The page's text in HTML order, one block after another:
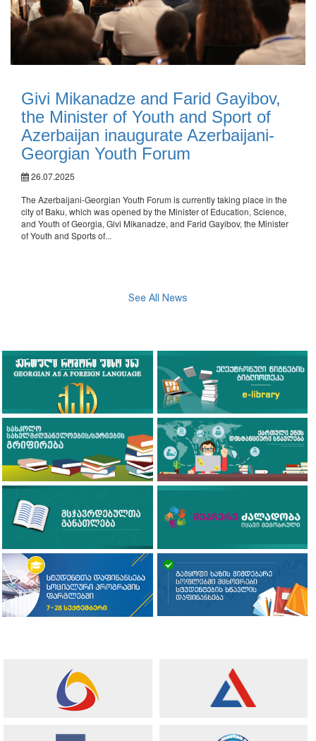
Givi Mikanadze and Farid Gayibov,
the Minister of Youth and Sport of
Azerbaijan inaugurate Azerbaijani-
Georgian Youth Forum
26.07.2025
The Azerbaijani-Georgian Youth Forum is currently taking place in the
city of Baku, which was opened by the Minister of Education, Science,
and Youth of Georgia, Givi Mikanadze, and Farid Gayibov, the Minister
of Youth and Sports of...
See All News